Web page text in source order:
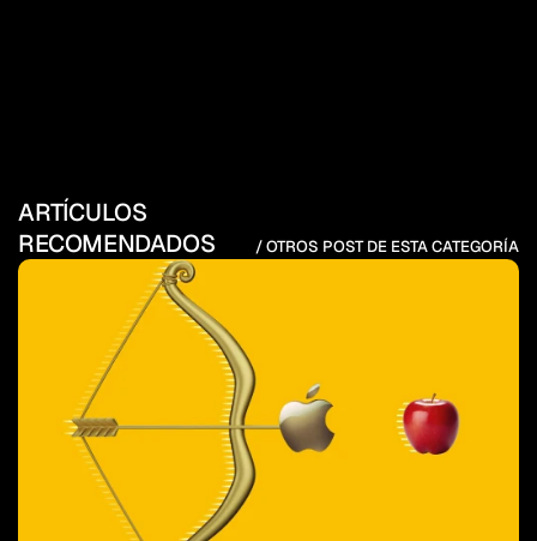
ARTÍCULOS
RECOMENDADOS
/ OTROS POST DE ESTA CATEGORÍA